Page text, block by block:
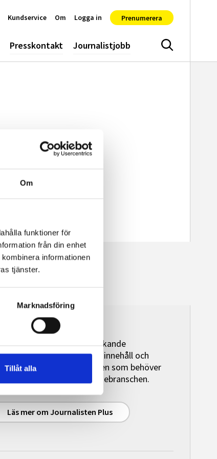
Om
funktioner för
från din enhet
informationen
tjänster.
Marknadsföring
Tillåt alla
Presskontakt Journalistjobb Sök
Kundservice Om Logga in Prenumerera
Plus
Plus är en heltäckande
med exklusivt innehåll och
journalistik för den som behöver
bevakningen av mediebranschen.
Läs mer om Journalisten Plus